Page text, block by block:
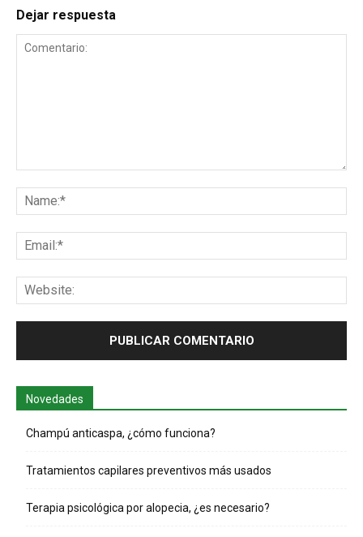
Dejar respuesta
Novedades
Champú anticaspa, ¿cómo funciona?
Tratamientos capilares preventivos más usados
Terapia psicológica por alopecia, ¿es necesario?